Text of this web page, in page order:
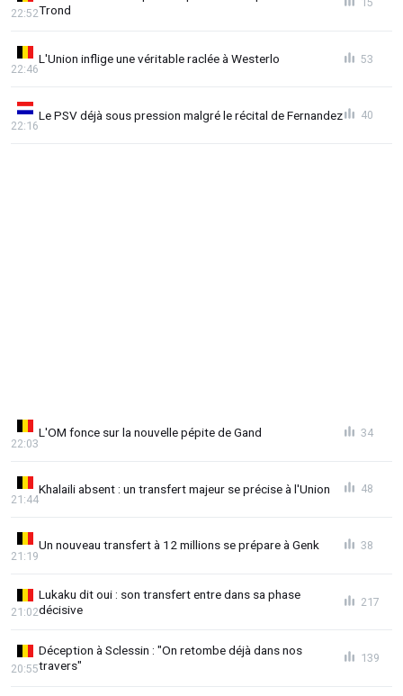
Trond
22:52
L'Union inflige une véritable raclée à Westerlo
22:46
53
Le PSV déjà sous pression malgré le récital de Fernandez
22:16
40
L'OM fonce sur la nouvelle pépite de Gand
22:03
34
Khalaili absent : un transfert majeur se précise à l'Union
21:44
48
Un nouveau transfert à 12 millions se prépare à Genk
21:19
38
Lukaku dit oui : son transfert entre dans sa phase
décisive
21:02
217
Déception à Sclessin : "On retombe déjà dans nos
travers"
20:55
139